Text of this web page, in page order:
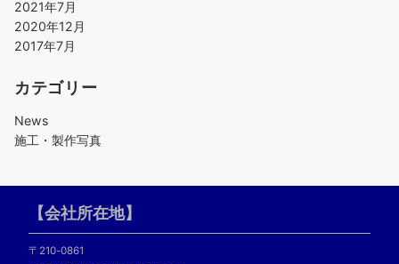
2021年7月
2020年12月
2017年7月
カテゴリー
News
施工・製作写真
【会社所在地】
〒210-0861